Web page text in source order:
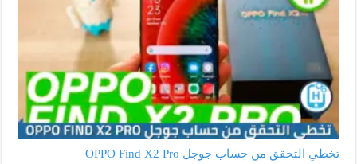
تخطي التحقق من حساب جوجل OPPO Find X2 Pro